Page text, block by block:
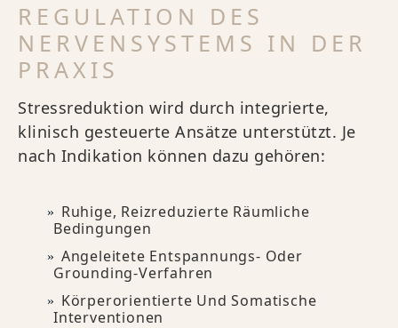
REGULATION DES
NERVENSYSTEMS IN DER
PRAXIS
Stressreduktion wird durch integrierte,
klinisch gesteuerte Ansätze unterstützt. Je
nach Indikation können dazu gehören:
Ruhige, Reizreduzierte Räumliche
Bedingungen
Angeleitete Entspannungs- Oder
Grounding-Verfahren
Körperorientierte Und Somatische
Interventionen